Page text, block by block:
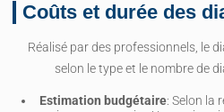
Coûts et durée des
Réalisé par des professionnels, le
selon le type et le nombre de
Estimation budgétaire: Selon la